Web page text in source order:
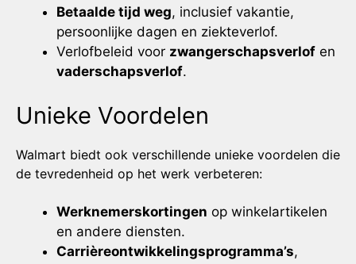
Betaalde tijd weg, inclusief vakantie,
persoonlijke dagen en ziekteverlof.
Verlofbeleid voor zwangerschapsverlof en
vaderschapsverlof.
Unieke Voordelen
Walmart biedt ook verschillende unieke voordelen die
de tevredenheid op het werk verbeteren:
Werknemerskortingen op winkelartikelen
en andere diensten.
Carrièreontwikkelingsprogramma’s,